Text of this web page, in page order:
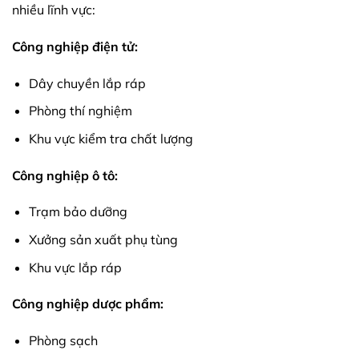
nhiều lĩnh vực:
Công nghiệp điện tử:
Dây chuyền lắp ráp
Phòng thí nghiệm
Khu vực kiểm tra chất lượng
Công nghiệp ô tô:
Trạm bảo dưỡng
Xưởng sản xuất phụ tùng
Khu vực lắp ráp
Công nghiệp dược phẩm:
Phòng sạch